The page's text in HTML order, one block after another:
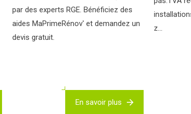
par des experts RGE. Bénéficiez des
aides MaPrimeRénov' et demandez un
devis gratuit.
En savoir plus
z...